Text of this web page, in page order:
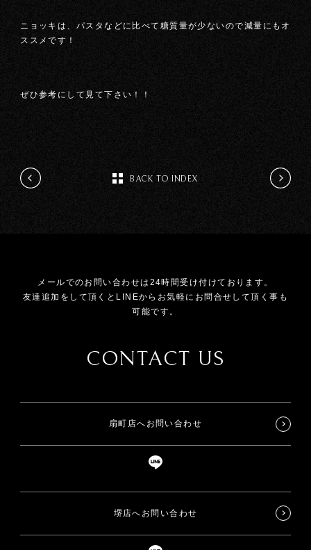
ニョッキは、パスタなどに比べて糖質量が少ないので減量にもオ
ススメです！
ぜひ参考にして見て下さい！！
BACK TO INDEX
メールでのお問い合わせは24時間受け付けております。
友達追加をして頂くとLINEからお気軽にお問合せして頂く事も
可能です。
CONTACT US
扇町店へお問い合わせ
堺店へお問い合わせ